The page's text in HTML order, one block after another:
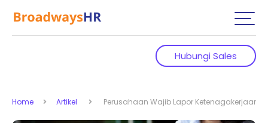
Hubungi Sales
Home Artikel Perusahaan Wajib Lapor Ketenagakerjaan,